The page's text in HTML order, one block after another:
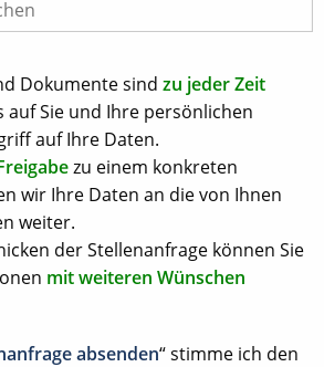
Dokumente sind zu jeder Zeit
auf Sie und Ihre persönlichen
auf Ihre Daten.
zu einem konkreten
wir Ihre Daten an die von Ihnen
weiter.
der Stellenanfrage können Sie
mit weiteren Wünschen
absenden“ stimme ich den